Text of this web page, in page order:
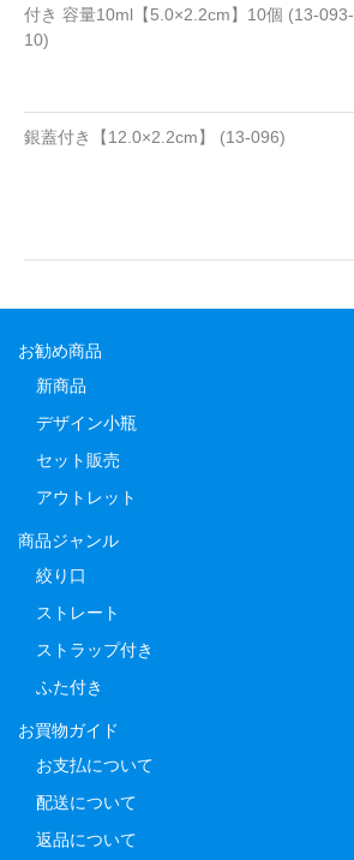
付き 容量10ml【5.0×2.2cm】10個 (13-093-
10)
銀蓋付き【12.0×2.2cm】 (13-096)
お勧め商品
新商品
デザイン小瓶
セット販売
アウトレット
商品ジャンル
絞り口
ストレート
ストラップ付き
ふた付き
お買物ガイド
お支払について
配送について
返品について